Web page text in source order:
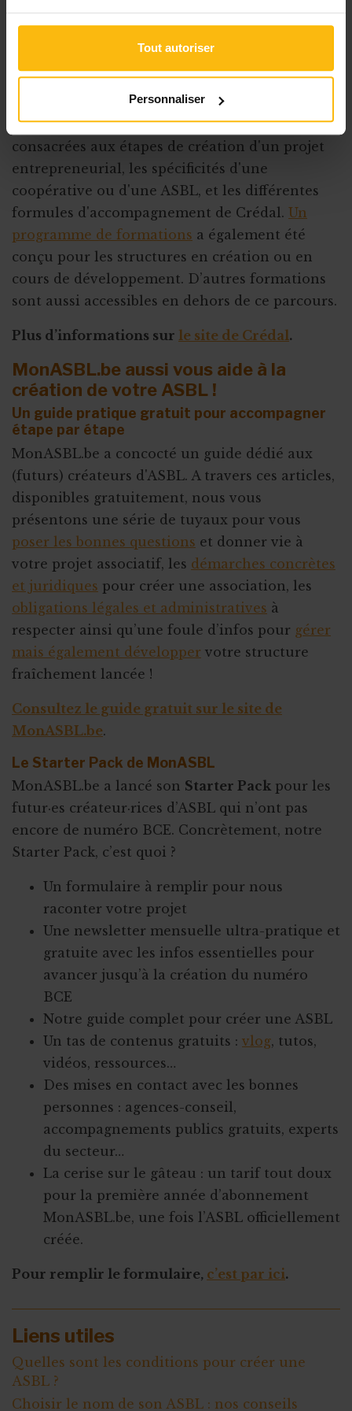
Tout autoriser
Personnaliser
Plus d’informations surle site de Propage-s.
L’agence-conseil de Crédal propose plusieurs
services gratuits pour la création d’ASBL.
L’agence organise des séances d’informations
consacrées aux étapes de création d'un projet
entrepreneurial, les spécificités d'une
coopérative ou d'une ASBL, et les différentes
formules d'accompagnement de Crédal. Un
programme de formations a également été
conçu pour les structures en création ou en
cours de développement. D’autres formations
sont aussi accessibles en dehors de ce parcours.
Plus d’informations sur le site de Crédal .
MonASBL.be aussi vous aide à la
création de votre ASBL !
Un guide pratique gratuit pour accompagner
étape par étape
MonASBL.be a concocté un guide dédié aux
(futurs) créateurs d'ASBL. A travers ces articles,
disponibles gratuitement, nous vous
présentons une série de tuyaux pour vous
poser les bonnes questions et donner vie à
votre projet associatif, les démarches concrètes
et juridiques pour créer une association, les
obligations légales et administratives à
respecter ainsi qu’une foule d’infos pour gérer
mais également développer votre structure
fraîchement lancée !
Consultez le guide gratuit sur le site de
MonASBL.be.
Le Starter Pack de MonASBL
MonASBL.be a lancé son Starter Pack pour les
futur·es créateur·rices d’ASBL qui n’ont pas
encore de numéro BCE. Concrètement, notre
Starter Pack, c’est quoi ?
Un formulaire à remplir pour nous
raconter votre projet
Une newsletter mensuelle ultra-pratique et
gratuite avec les infos essentielles pour
avancer jusqu’à la création du numéro
BCE
Notre guide complet pour créer une ASBL
Un tas de contenus gratuits : vlog, tutos,
vidéos, ressources…
Des mises en contact avec les bonnes
personnes : agences-conseil,
accompagnements publics gratuits, experts
du secteur…
La cerise sur le gâteau : un tarif tout doux
pour la première année d’abonnement
MonASBL.be, une fois l’ASBL officiellement
créée.
Pour remplir le formulaire, c’est par ici.
Liens utiles
Quelles sont les conditions pour créer une
ASBL ?
Choisir le nom de son ASBL : nos conseils